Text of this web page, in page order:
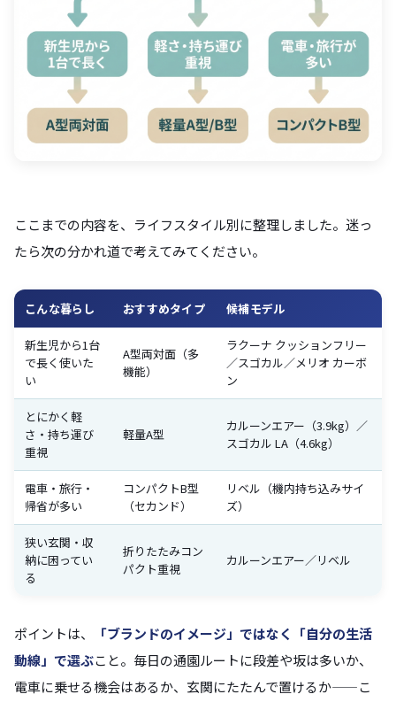
ここまでの内容を、ライフスタイル別に整理しました。迷っ
たら次の分かれ道で考えてみてください。
こんな暮らし おすすめタイプ 候補モデル
新生児から1台
で長く使いた
い
A型両対面（多
機能）
ラクーナ クッションフリー
／スゴカル／メリオ カーボ
ン
とにかく軽
さ・持ち運び
重視
軽量A型
カルーンエアー（3.9kg）／
スゴカル LA（4.6kg）
電車・旅行・
帰省が多い
コンパクトB型
（セカンド）
リベル（機内持ち込みサイ
ズ）
狭い玄関・収
納に困ってい
る
折りたたみコン
パクト重視
カルーンエアー／リベル
ポイントは、
「ブランドのイメージ」ではなく「自分の生活
動線」で選ぶこと。毎日の通園ルートに段差や坂は多いか、
電車に乗せる機会はあるか、玄関にたたんで置けるか——こ